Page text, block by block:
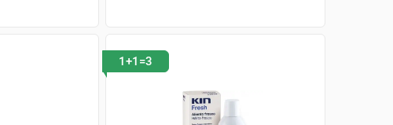
1+1=3